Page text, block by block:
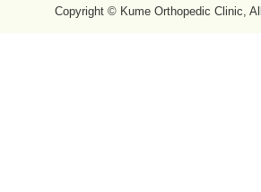
Copyright © Kume Orthopedic Clinic,